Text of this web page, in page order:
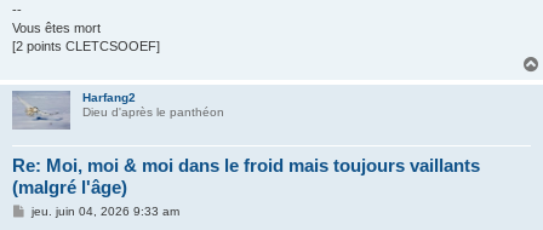
--
Vous êtes mort
[2 points CLETCSOOEF]
Harfang2
Dieu d'après le panthéon
Re: Moi, moi & moi dans le froid mais toujours vaillants
(malgré l'âge)
Mjeu. juin 04, 2026 9:33 am